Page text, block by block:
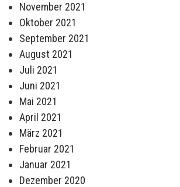
November 2021
Oktober 2021
September 2021
August 2021
Juli 2021
Juni 2021
Mai 2021
April 2021
März 2021
Februar 2021
Januar 2021
Dezember 2020